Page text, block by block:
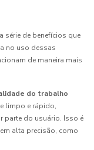
série de benefícios que
no uso dessas
de maneira mais
do trabalho
limpo e rápido,
parte do usuário. Isso é
alta precisão, como